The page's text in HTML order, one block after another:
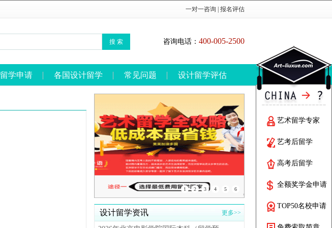
一对一咨询 报名评估
搜 索 咨询电话： 400-005-2500
留学申请 各国设计留学 常见问题 设计留学评估
1 2 3 4 5 6
更多>>
设计留学资讯
艺术留学专家
艺考后留学
高考后留学
全额奖学金申请
TOP50名校申请